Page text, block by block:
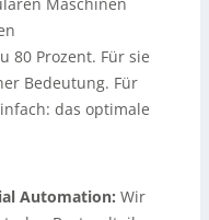
Maschinen
80 Prozent. Für sie
Bedeutung. Für
das optimale
Automation: Wir